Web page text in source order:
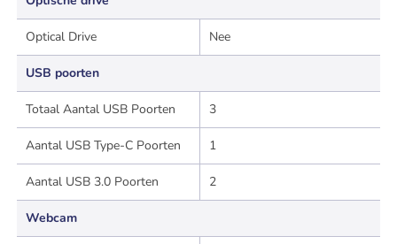
Optical Drive Nee
USB poorten
Totaal Aantal USB Poorten 3
Aantal USB Type-C Poorten 1
Aantal USB 3.0 Poorten 2
Webcam